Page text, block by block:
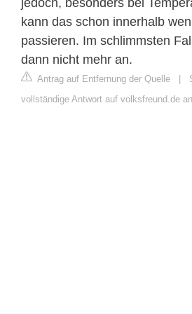
kann das schon innerhalb
passieren. Im schlimmsten
dann nicht mehr an.
Antrag auf Entfernung der Quelle |
vollständige Antwort auf volksfreund.de an